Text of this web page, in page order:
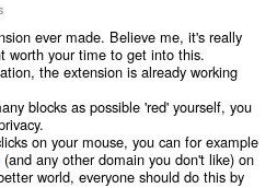
ever made. Believe me, it's really
worth your time to get into this.
the extension is already working
blocks as possible 'red' yourself, you
on your mouse, you can for example
(and any other domain you don't like) on
world, everyone should do this by